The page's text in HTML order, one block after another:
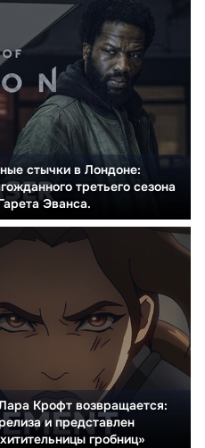
стычки в Лондоне:
третьего сезона
Эванса.
Крофт возвращается:
и представлен
гробниц»